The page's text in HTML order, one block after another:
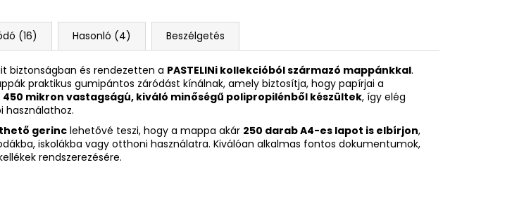
(16) Hasonló (4) Beszélgetés
biztonságban és rendezetten a PASTELINi kollekcióból származó mappánkkal.
praktikus gumipántos záródást kínálnak, amely biztosítja, hogy papírjai a
450 mikron vastagságú, kiváló minőségű polipropilénből készültek, így elég
használathoz.
gerinc lehetővé teszi, hogy a mappa akár 250 darab A4-es lapot is elbírjon,
iskolákba vagy otthoni használatra. Kiválóan alkalmas fontos dokumentumok,
rendszerezésére.